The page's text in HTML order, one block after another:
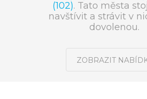
(102). Tato města
navštívit a strávit v
dovolenou.
ZOBRAZIT